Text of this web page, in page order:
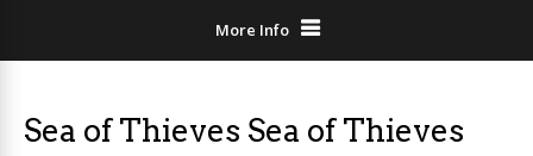
More Info
Sea of Thieves Sea of Thieves